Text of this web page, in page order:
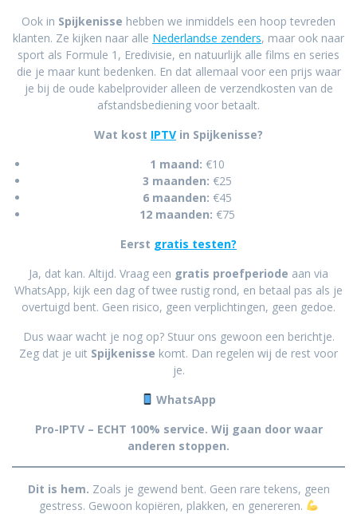
Ook in Spijkenisse hebben we inmiddels een hoop tevreden
klanten. Ze kijken naar alle Nederlandse zenders, maar ook naar
sport als Formule 1, Eredivisie, en natuurlijk alle films en series
die je maar kunt bedenken. En dat allemaal voor een prijs waar
je bij de oude kabelprovider alleen de verzendkosten van de
afstandsbediening voor betaalt.
Wat kost IPTV in Spijkenisse?
1 maand: €10
3 maanden: €25
6 maanden: €45
12 maanden: €75
Eerst gratis testen?
Ja, dat kan. Altijd. Vraag een gratis proefperiode aan via
WhatsApp, kijk een dag of twee rustig rond, en betaal pas als je
overtuigd bent. Geen risico, geen verplichtingen, geen gedoe.
Dus waar wacht je nog op? Stuur ons gewoon een berichtje.
Zeg dat je uit Spijkenisse komt. Dan regelen wij de rest voor
je.
WhatsApp
Pro-IPTV – ECHT 100% service. Wij gaan door waar
anderen stoppen.
Dit is hem. Zoals je gewend bent. Geen rare tekens, geen
gestress. Gewoon kopiëren, plakken, en genereren.